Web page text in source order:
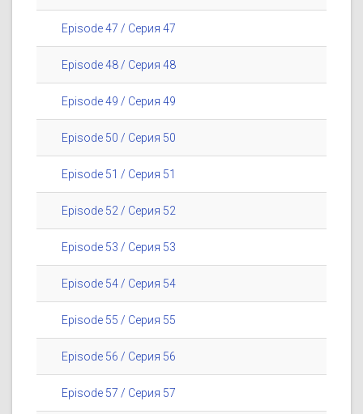
Episode 47 / Серия 47
Episode 48 / Серия 48
Episode 49 / Серия 49
Episode 50 / Серия 50
Episode 51 / Серия 51
Episode 52 / Серия 52
Episode 53 / Серия 53
Episode 54 / Серия 54
Episode 55 / Серия 55
Episode 56 / Серия 56
Episode 57 / Серия 57